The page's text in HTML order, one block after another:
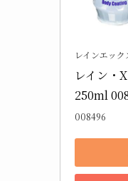
レインエッ
レイン・
250ml
008496